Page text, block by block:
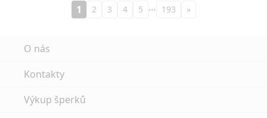
1 2 3 4 5 … 193 »
O nás
Kontakty
Výkup šperků